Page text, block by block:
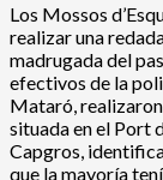
Los Mossos
realizar una
madrugada del
efectivos de la
Mataró,
situada en el Port
Capgros,
que la mayoría